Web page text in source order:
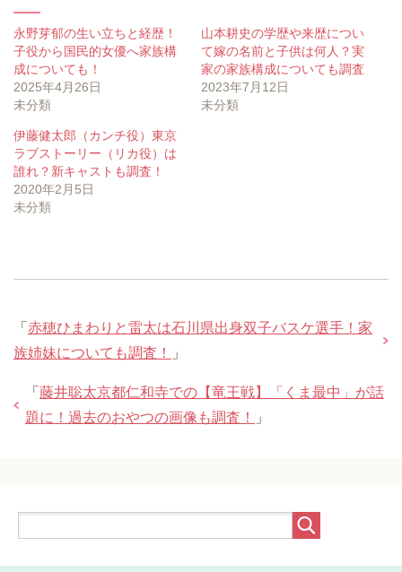
永野芽郁の生い立ちと経歴！
子役から国民的女優へ家族構
成についても！
2025年4月26日
未分類
山本耕史の学歴や来歴につい
て嫁の名前と子供は何人？実
家の家族構成についても調査
2023年7月12日
未分類
伊藤健太郎（カンチ役）東京
ラブストーリー（リカ役）は
誰れ？新キャストも調査！
2020年2月5日
未分類
「 赤穂ひまわりと雷太は石川県出身双子バスケ選手！家
族姉妹についても調査！
」
「 藤井聡太京都仁和寺での【竜王戦】「くま最中」が話
題に！過去のおやつの画像も調査！
」